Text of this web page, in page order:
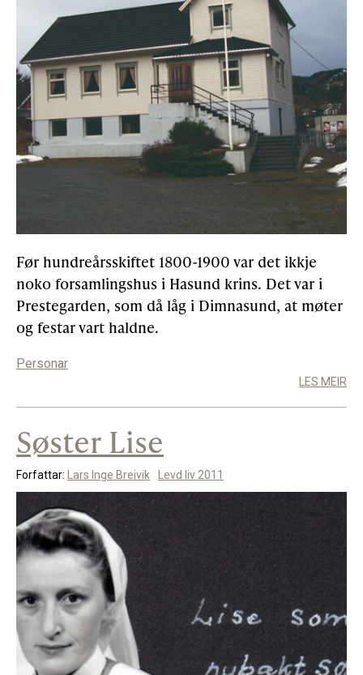
Før hundreårsskiftet 1800-1900 var det ikkje
noko forsamlingshus i Hasund krins. Det var i
Prestegarden, som då låg i Dimnasund, at møter
og festar vart haldne.
Personar
LES MEIR
Søster Lise
Forfattar: Lars Inge Breivik Levd liv 2011